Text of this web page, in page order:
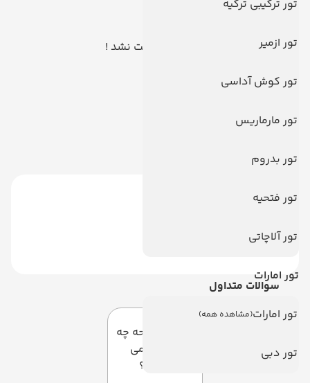
تور ترکیبی ترکیه
تور ازمیر
تور کوش آداسی
تور مارماریس
تور بدروم
تور فتحیه
تور آلاچاتی
تور امارات
تور امارات(مشاهده همه)
تور دبی
هیچ توری یافت نشد !
سوالات متداول
به این صفحه چه
امتیازی می
دهید؟